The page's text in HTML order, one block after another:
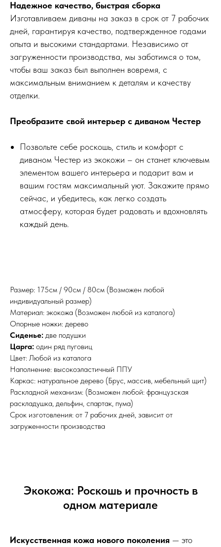
Надежное качество, быстрая сборка
Изготавливаем диваны на заказ в срок от 7 рабочих
дней, гарантируя качество, подтвержденное годами
опыта и высокими стандартами. Независимо от
загруженности производства, мы заботимся о том,
чтобы ваш заказ был выполнен вовремя, с
максимальным вниманием к деталям и качеству
отделки.
Преобразите свой интерьер с диваном Честер
Позвольте себе роскошь, стиль и комфорт с
диваном Честер из экокожи – он станет ключевым
элементом вашего интерьера и подарит вам и
вашим гостям максимальный уют. Закажите прямо
сейчас, и убедитесь, как легко создать
атмосферу, которая будет радовать и вдохновлять
каждый день.
Размер: 175см / 90см / 80см (Возможен любой
индивидуальный размер)
Материал: экокожа (Возможен любой из каталога)
Опорные ножки: дерево
Сиденье: две подушки
Царга: один ряд пуговиц
Цвет: Любой из каталога
Наполнение: высокоэластичный ППУ
Каркас: натуральное дерево (Брус, массив, мебельный щит)
Раскладной механизм: (Возможен любой: французская
раскладушка, дельфин, спартак, пума)
Срок изготовления: от 7 рабочих дней, зависит от
загруженности производства
Экокожа: Роскошь и прочность в
одном материале
Искусственная кожа нового поколения — это